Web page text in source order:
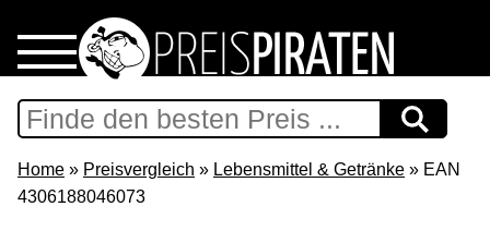
Home
Download
Home » Preisvergleich » Lebensmittel & Getränke » EAN
4306188046073